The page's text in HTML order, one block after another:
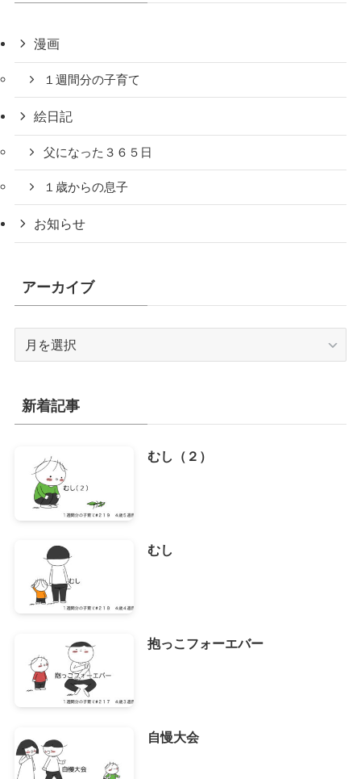
漫画
１週間分の子育て
絵日記
父になった３６５日
１歳からの息子
お知らせ
アーカイブ
イ
ブ
新着記事
むし（２）
むし
抱っこフォーエバー
自慢大会